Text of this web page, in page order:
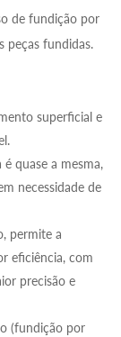
de fundição por
peças fundidas.
superficial e
quase a mesma,
necessidade de
permite a
eficiência, com
precisão e
(fundição por